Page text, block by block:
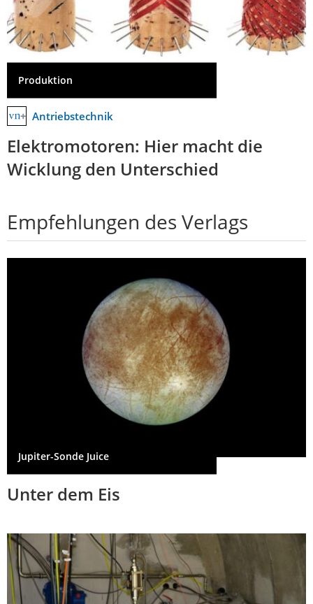
Produktion
Antriebstechnik
Elektromotoren: Hier macht die
Wicklung den Unterschied
Empfehlungen des Verlags
Jupiter-Sonde Juice
Unter dem Eis